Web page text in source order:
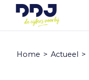
Home > Actueel >